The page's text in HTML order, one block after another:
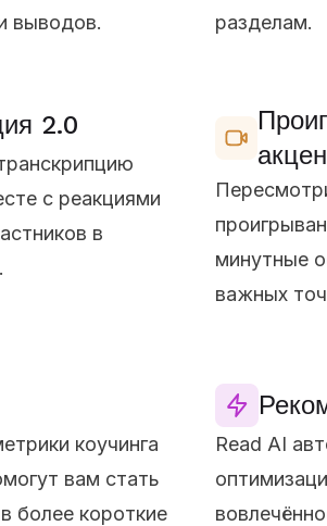
выводов.
разделам.
2.0
с реакциями
в
минутные
важных
коучинга
вам стать
более короткие
Read AI